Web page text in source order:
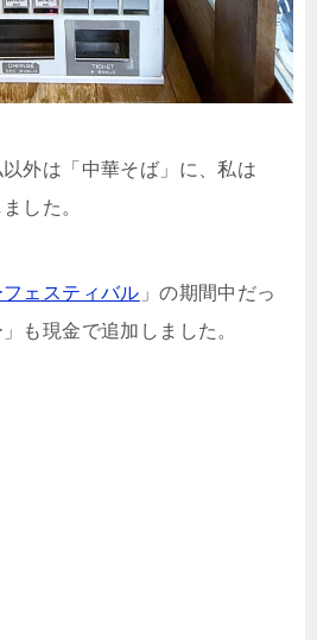
外は「中華そば」に、私は
した。
ェスティバル 」の期間中だっ
も現金で追加しました。